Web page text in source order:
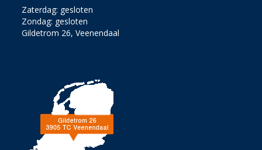
Zaterdag: gesloten
Zondag: gesloten
Gildetrom 26, Veenendaal